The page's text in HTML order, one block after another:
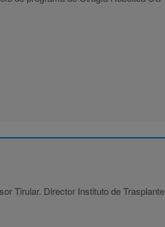
Tirular. Director Instituto de Trasplante